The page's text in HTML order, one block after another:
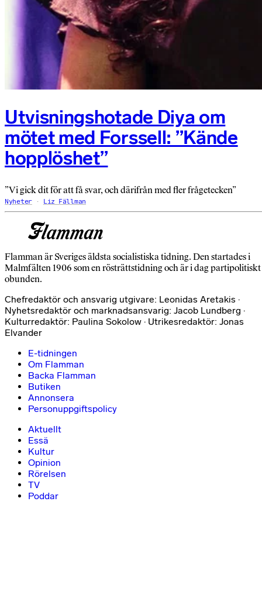
Utvisningshotade Diya om
mötet med Forssell: ”Kände
hopplöshet”
”Vi gick dit för att få svar, och därifrån med fler frågetecken”
Nyheter Liz Fällman
Flamman är Sveriges äldsta socialistiska tidning. Den startades i
Malmfälten 1906 som en rösträttstidning och är i dag partipolitiskt
obunden.
Chefredaktör och ansvarig utgivare: Leonidas Aretakis ·
Nyhetsredaktör och marknadsansvarig: Jacob Lundberg ·
Kulturredaktör: Paulina Sokolow · Utrikesredaktör: Jonas
Elvander
E-tidningen
Om Flamman
Backa Flamman
Butiken
Annonsera
Personuppgiftspolicy
Aktuellt
Essä
Kultur
Opinion
Rörelsen
TV
Poddar